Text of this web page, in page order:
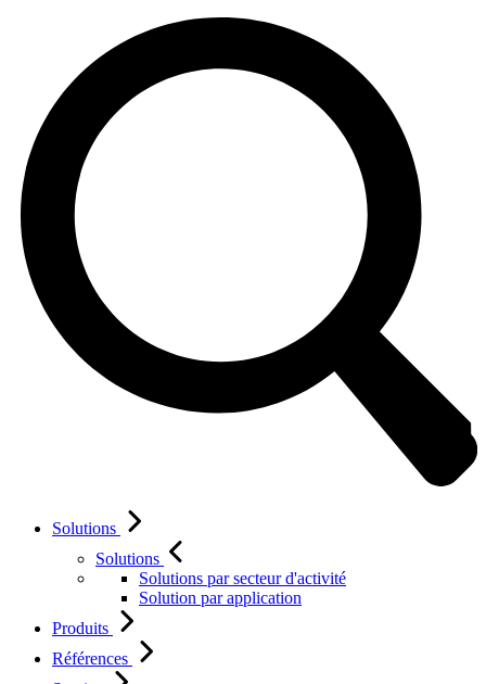
Solutions
Solutions
Solutions par secteur d'activité
Solution par application
Produits
Références